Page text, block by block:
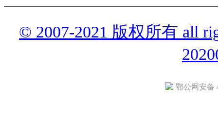
© 2007-2021 版权所有 all
鄂公网安备